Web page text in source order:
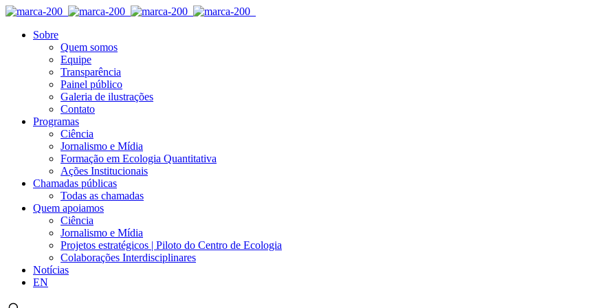
Sobre
Quem somos
Equipe
Transparência
Painel público
Galeria de ilustrações
Contato
Programas
Ciência
Jornalismo e Mídia
Formação em Ecologia Quantitativa
Ações Institucionais
Chamadas públicas
Todas as chamadas
Quem apoiamos
Ciência
Jornalismo e Mídia
Projetos estratégicos | Piloto do Centro de Ecologia
Colaborações Interdisciplinares
Notícias
EN